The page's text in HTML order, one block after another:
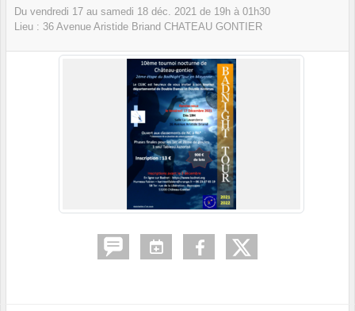
Du vendredi 17 au samedi 18 déc. 2021 de 19h à 01h30
Lieu : 36 Avenue Aristide Briand CHATEAU GONTIER